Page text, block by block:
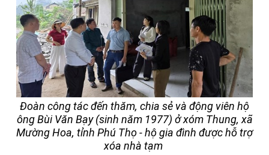
Đoàn công tác đến thăm, chia sẻ và động viên hộ
ông Bùi Văn Bạy (sinh năm 1977) ở xóm Thung, xã
Mường Hoa, tỉnh Phú Thọ - hộ gia đình được hỗ trợ
xóa nhà tạm